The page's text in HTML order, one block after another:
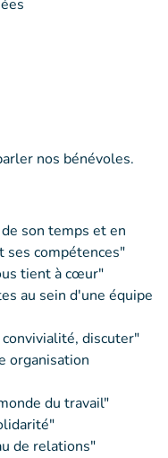
nos bénévoles.
son temps et en
ses compétences"
tient à cœur"
au sein d'une équipe
discuter"
organisation
du travail"
de relations"